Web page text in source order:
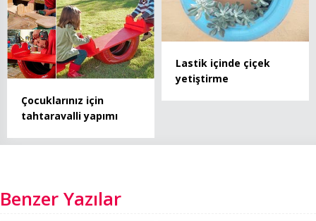
Çocuklarınız için
tahtaravalli yapımı
Lastik içinde çiçek
yetiştirme
Benzer Yazılar